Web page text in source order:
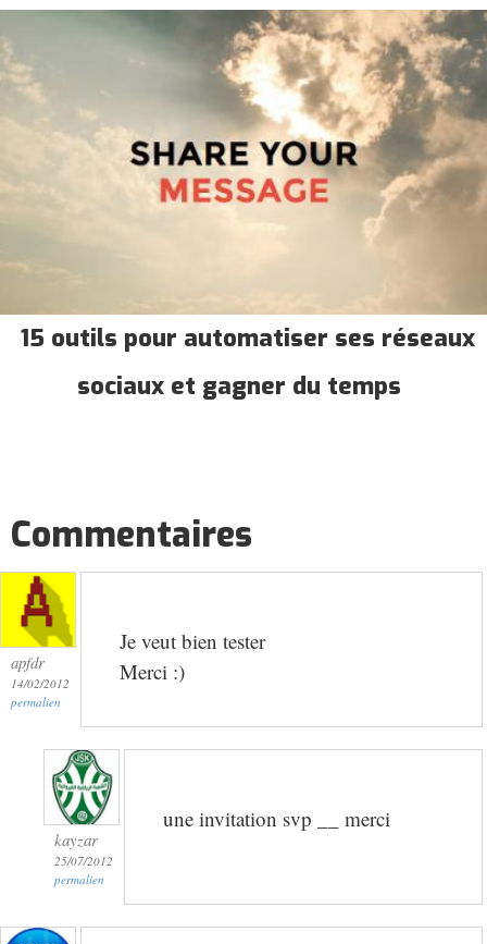
15 outils pour automatiser ses réseaux
sociaux et gagner du temps
Commentaires
apfdr
14/02/2012
permalien
Je veut bien tester
Merci :)
kayzar
25/07/2012
permalien
une invitation svp __ merci